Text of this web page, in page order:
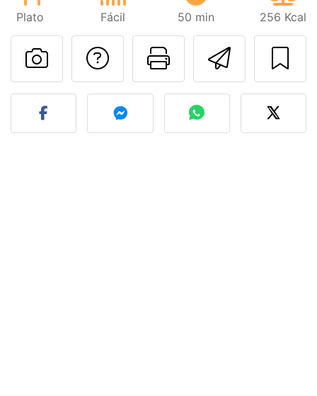
Plato Fácil 50 min 256 Kcal
Imprimir
Preguntar al autor
Publicar la foto de esta